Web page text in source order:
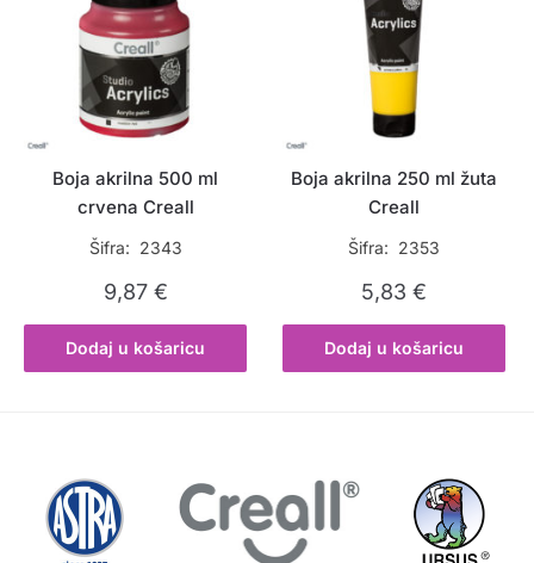
Boja akrilna 500 ml
crvena Creall
Šifra: 2343
9,87 €
Dodaj u košaricu
Boja akrilna 250 ml žuta
Creall
Šifra: 2353
5,83€
Dodaj u košaricu